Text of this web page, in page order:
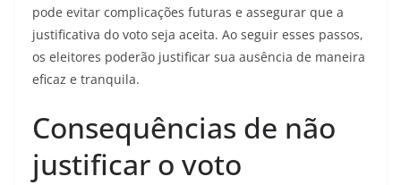
pode evitar complicações futuras e assegurar que a
justificativa do voto seja aceita. Ao seguir esses passos,
os eleitores poderão justificar sua ausência de maneira
eficaz e tranquila.
Consequências de não
justificar o voto